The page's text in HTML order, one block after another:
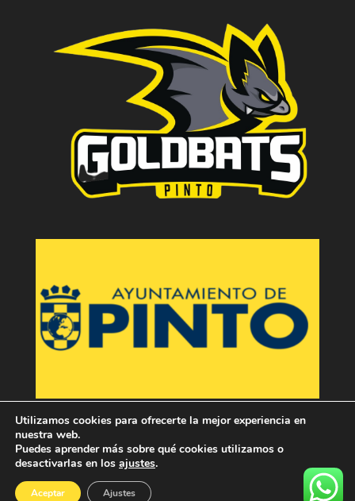
Utilizamos cookies para ofrecerte la mejor experiencia en
nuestra web.
Puedes aprender más sobre qué cookies utilizamos o
desactivarlas en los ajustes.
Aceptar Ajustes